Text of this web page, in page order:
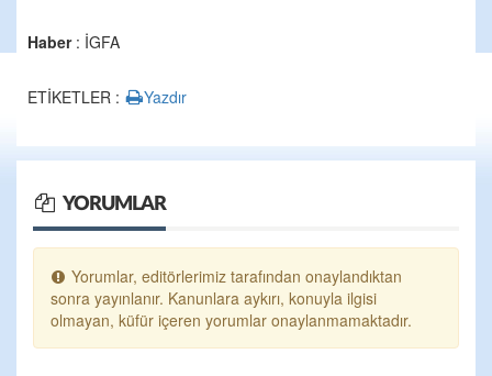
Haber: İGFA
ETİKETLER : Yazdır
YORUMLAR
Yorumlar, editörlerimiz tarafından onaylandıktan
sonra yayınlanır. Kanunlara aykırı, konuyla ilgisi
olmayan, küfür içeren yorumlar onaylanmamaktadır.